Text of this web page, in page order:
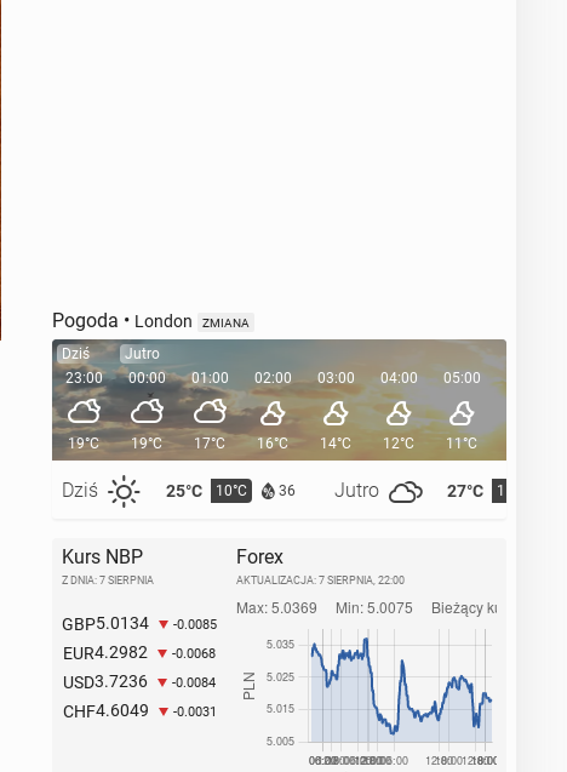
Pogoda • London ZMIANA
Dziś
23:00
19°C
Dziś 25°C 10°C 36 Jutro 27°C 11°C
Jutro
00:00
19°C
01:00
17°C
02:00
16°C
03:00
14°C
04:00
12°C
05:00
11°C
Kurs NBP
Z DNIA: 7 SIERPNIA
GBP5.0134 -0.0085
EUR4.2982 -0.0068
USD3.7236 -0.0084
CHF4.6049 -0.0031
Forex
AKTUALIZACJA: 7 SIERPNIA, 22:00